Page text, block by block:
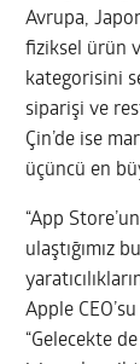
Avrupa,
fiziksel ürün
kategorisini
siparişi ve
Çin’de ise
üçüncü en
“App
ulaştığımız
Apple
“Gelecekte